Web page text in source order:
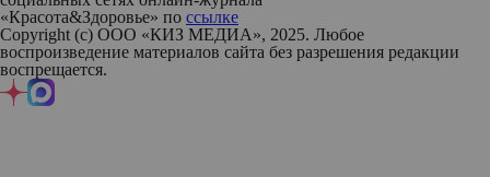
«Красота&Здоровье» по ссылке
Copyright (с) ООО «КИЗ МЕДИА», 2025. Любое
воспроизведение материалов сайта без разрешения редакции
воспрещается.